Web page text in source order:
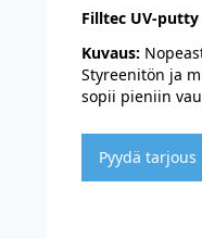
Filltec UV-
Kuvaus:
Styreenitön ja
sopii pieniin
Pyydä tarjous